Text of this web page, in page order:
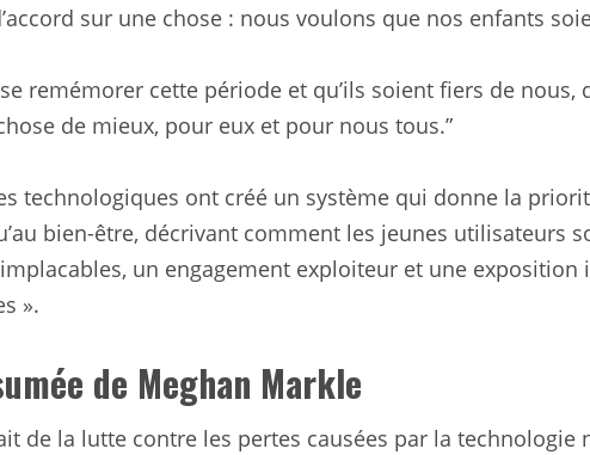
sur une chose : nous voulons que nos enfants
remémorer cette période et qu’ils soient fiers de nous,
de mieux, pour eux et pour nous tous.”
technologiques ont créé un système qui donne la
bien-être, décrivant comment les jeunes utilisateurs
un engagement exploiteur et une exposition
».
de Meghan Markle
de la lutte contre les pertes causées par la technologie